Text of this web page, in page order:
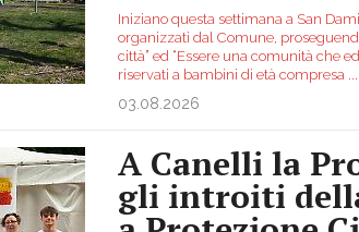
Iniziano questa settimana a San
organizzati dal Comune,
città” ed “Essere una comunità che
riservati a bambini di età compresa
03.08.2026
A Canelli la
gli introiti